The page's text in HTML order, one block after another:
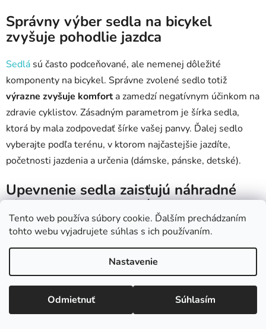
Tento web používa súbory cookie. Ďalším prechádzaním
tohto webu vyjadrujete súhlas s ich používaním.
Nastavenie
Odmietnuť Súhlasím
Správny výber sedla na bicykel
zvyšuje pohodlie jazdca
Sedlá sú často podceňované, ale nemenej dôležité
komponenty na bicykel. Správne zvolené sedlo totiž
výrazne zvyšuje komforta zamedzí negatívnym účinkom na
zdravie cyklistov. Zásadným parametrom je šírka sedla,
ktorá by mala zodpovedať šírke vašej panvy. Ďalej sedlo
vyberajte podľa terénu, v ktorom najčastejšie jazdíte,
početnosti jazdenia a určenia (dámske, pánske, detské).
Upevnenie sedla zaisťujú náhradné
diely na bicykel zvané sedlovky – ako
sa líšia?
Sedlovkyslúžia na upevnenie sedla do rámu bicykla a jeho
polohovanie. Zaobstarať možnoklasickú alebo
teleskopickúsedlovku. Teleskopická sedlovka umožní
rýchlu zmenu výšky sedla pomocou páčky na riadidlách
alebo pri sedle. Výrazne vyšší komfort jazde dodáva